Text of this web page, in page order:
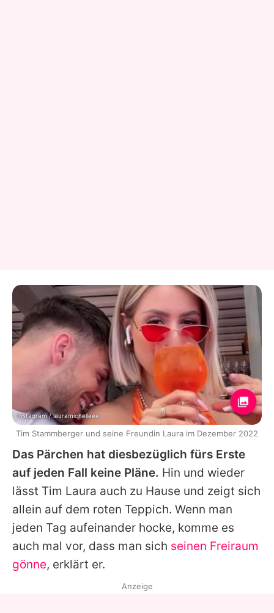
Das Pärchen hat diesbezüglich fürs Erste
auf jeden Fall keine Pläne. Hin und wieder
lässt Tim Laura auch zu Hause und zeigt sich
allein auf dem roten Teppich. Wenn man
jeden Tag aufeinander hocke, komme es
auch mal vor, dass man sich seinen Freiraum
gönne, erklärt er.
Instagram / lauramichelleee
Tim Stammberger und seine Freundin Laura im Dezember 2022
Anzeige